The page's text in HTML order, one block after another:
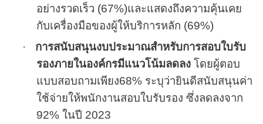
อย่างรวดเร็ว (67%)และแสดงถึงความคุ้นเคย
กับเครื่องมือของผู้ให้บริการหลัก (69%)
·
การสนับสนุนงบประมาณสำหรับการสอบใบรับ
รองภายในองค์กรมีแนวโน้มลดลงโดยผู้ตอบ
แบบสอบถามเพียง68% ระบุว่ายินดีสนับสนุนค่า
ใช้จ่ายให้พนักงานสอบใบรับรอง ซึ่งลดลงจาก
92%ในปี 2023